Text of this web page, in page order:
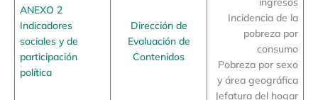
ANEXO 2
Indicadores
sociales y de
participación
política
Dirección de
Evaluación de
Contenidos
Incidencia de la
pobreza por
consumo
Pobreza por sexo
y área geográfica
Jefatura del hogar